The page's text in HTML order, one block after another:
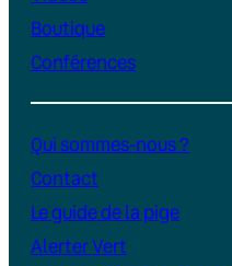
Boutique
Conférences
Qui sommes-nous ?
Contact
Le guide de la pige
Alerter Vert